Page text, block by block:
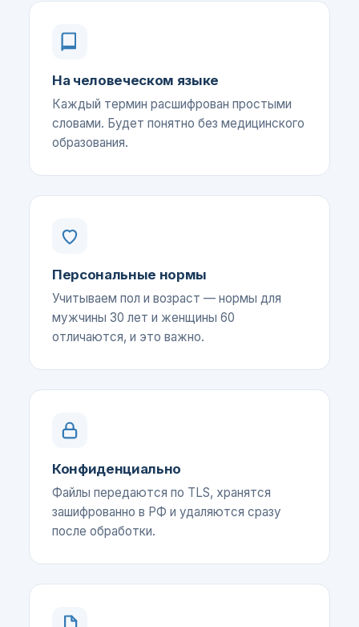
На человеческом языке
Каждый термин расшифрован простыми
словами. Будет понятно без медицинского
образования.
Персональные нормы
Учитываем пол и возраст — нормы для
мужчины 30 лет и женщины 60
отличаются, и это важно.
Конфиденциально
Файлы передаются по TLS, хранятся
зашифрованно в РФ и удаляются сразу
после обработки.